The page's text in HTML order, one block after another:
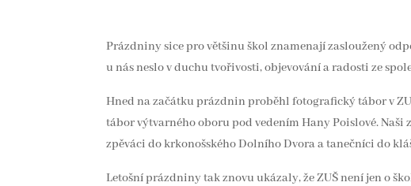
Prázdniny sice pro většinu škol znamenají zasloužený
u nás neslo v duchu tvořivosti, objevování a radosti ze
Hned na začátku prázdnin proběhl fotografický tábor v
tábor výtvarného oboru pod vedením Hany Poislové.
zpěváci do krkonošského Dolního Dvora a tanečníci do
Letošní prázdniny tak znovu ukázaly, že ZUŠ není jen o